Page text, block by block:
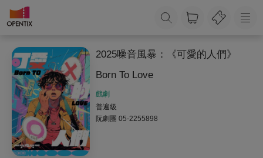
2025噪音風暴：《可愛的人們》
Born To Love
戲劇
普遍級
阮劇團 05-2255898